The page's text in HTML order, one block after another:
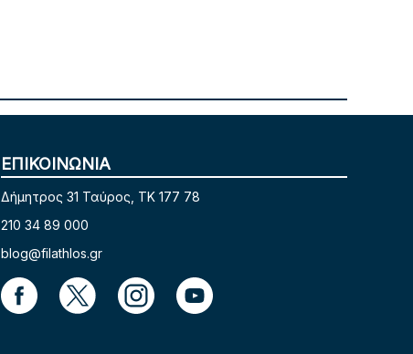
ΕΠΙΚΟΙΝΩΝΙΑ
Δήμητρος 31 Ταύρος, TK 177 78
210 34 89 000
blog@filathlos.gr